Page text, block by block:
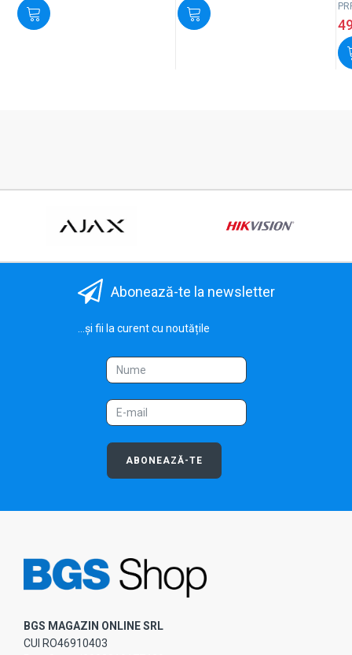
Abonează-te la newsletter
...și fii la curent cu noutățile
ABONEAZĂ-TE
BGS MAGAZIN ONLINE SRL
CUI RO46910403